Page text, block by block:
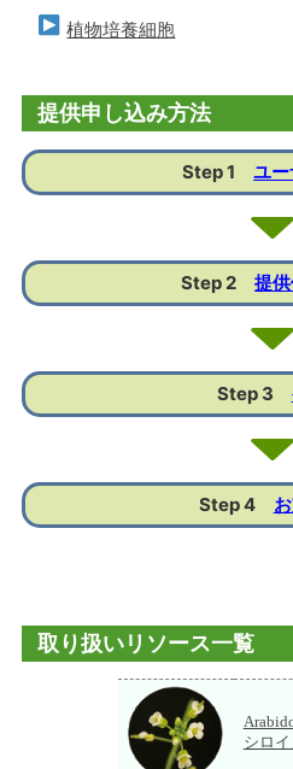
植物培養細胞
提供申し込み方法
Step 1ユ
Step 2提
Step 3
Step 4
取り扱いリソース一覧
シロ